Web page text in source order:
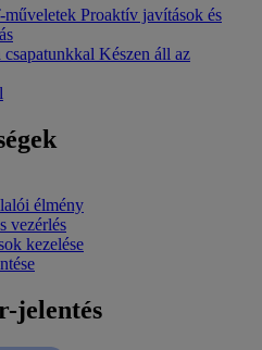
műveletek Proaktív javítások és
Készen áll az
élmény
vezérlés
kezelése
jelentés